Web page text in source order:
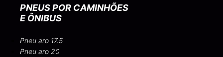
PNEUS POR CAMINHÕES
E ÔNIBUS
Pneu aro 17.5
Pneu aro 20